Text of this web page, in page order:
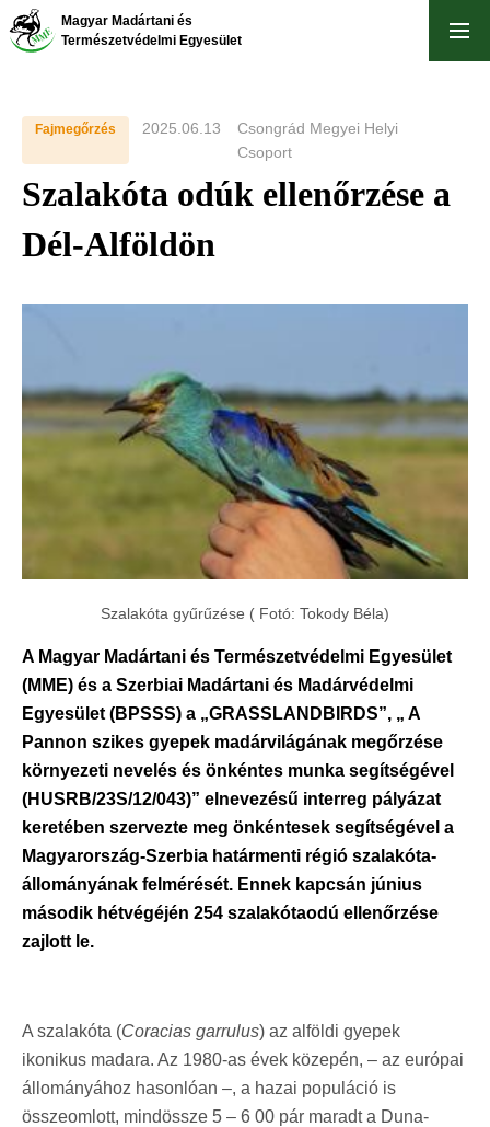
Skip
to
Magyar Madártani és
Természetvédelmi Egyesület
Fajmegőrzés 2025.06.13
Csongrád Megyei Helyi
Csoport
Szalakóta odúk ellenőrzése a
Dél-Alföldön
Szalakóta gyűrűzése ( Fotó: Tokody Béla)
A Magyar Madártani és Természetvédelmi Egyesület
(MME) és a Szerbiai Madártani és Madárvédelmi
Egyesület (BPSSS) a „GRASSLANDBIRDS”, „ A
Pannon szikes gyepek madárvilágának megőrzése
környezeti nevelés és önkéntes munka segítségével
(HUSRB/23S/12/043)” elnevezésű interreg pályázat
keretében szervezte meg önkéntesek segítségével a
Magyarország-Szerbia határmenti régió szalakóta-
állományának felmérését. Ennek kapcsán június
második hétvégéjén 254 szalakótaodú ellenőrzése
zajlott le.
A szalakóta (Coracias garrulus) az alföldi gyepek
ikonikus madara. Az 1980-as évek közepén, – az európai
állományához hasonlóan –, a hazai populáció is
összeomlott, mindössze 5 – 6 00 pár maradt a Duna-